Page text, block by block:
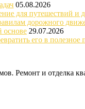
05.08.2026
для путешествий и
дорожного
основе 29.07.2026
его в полезное
Ремонт и отделка